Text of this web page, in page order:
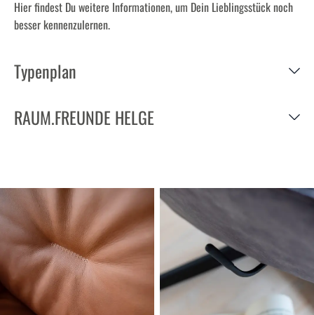
Hier findest Du weitere Informationen, um Dein Lieblingsstück noch
besser kennenzulernen.
Typenplan
RAUM.FREUNDE HELGE